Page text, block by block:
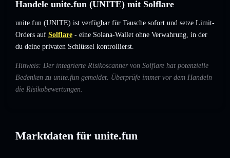
Handele unite.fun (UNITE) mit Solflare
unite.fun (UNITE) ist verfügbar für Tausche sofort und setze Limit-
Orders auf Solflare - eine Solana-Wallet ohne Verwahrung, in der
du deine privaten Schlüssel kontrollierst.
Hinweis: Der integrierte Risikoscanner von Solflare hat potenzielle
Bedenken zu unite.fun gemeldet. Überprüfe immer vor dem Handeln
die Risikobewertungen.
Marktdaten für unite.fun